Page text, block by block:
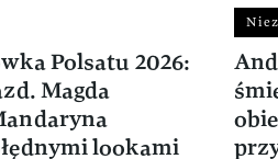
Polsatu 2026:
Magda
lookami